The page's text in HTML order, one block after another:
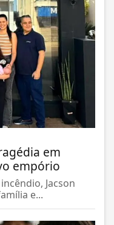
em
empório
Jacson
e...